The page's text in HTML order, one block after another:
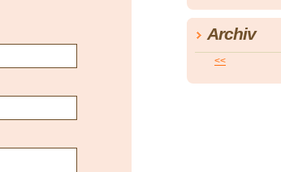
Archiv
<<